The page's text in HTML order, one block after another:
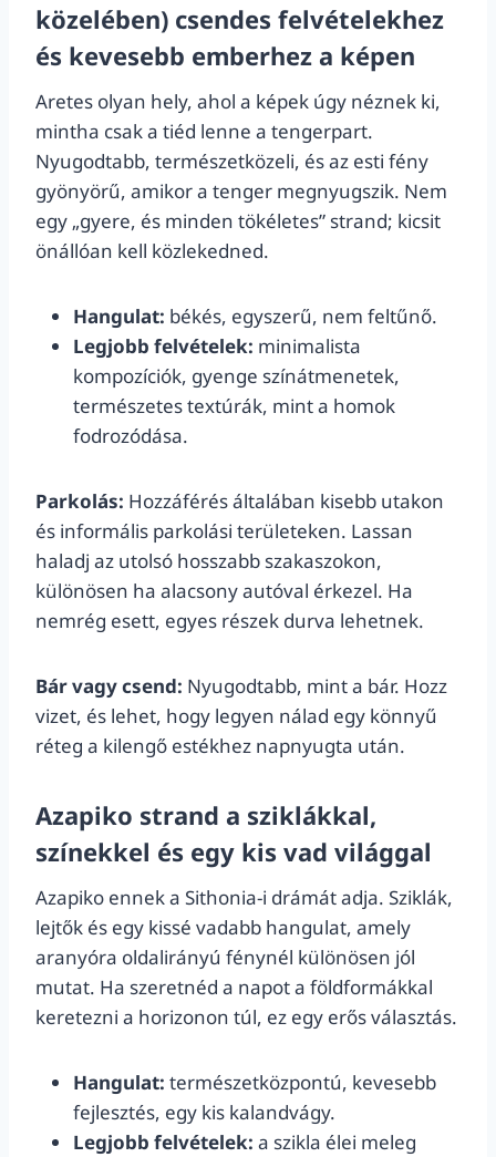
közelében) csendes felvételekhez
és kevesebb emberhez a képen
Aretes olyan hely, ahol a képek úgy néznek ki,
mintha csak a tiéd lenne a tengerpart.
Nyugodtabb, természetközeli, és az esti fény
gyönyörű, amikor a tenger megnyugszik. Nem
egy „gyere, és minden tökéletes” strand; kicsit
önállóan kell közlekedned.
Hangulat: békés, egyszerű, nem feltűnő.
Legjobb felvételek: minimalista
kompozíciók, gyenge színátmenetek,
természetes textúrák, mint a homok
fodrozódása.
Parkolás: Hozzáférés általában kisebb utakon
és informális parkolási területeken. Lassan
haladj az utolsó hosszabb szakaszokon,
különösen ha alacsony autóval érkezel. Ha
nemrég esett, egyes részek durva lehetnek.
Bár vagy csend: Nyugodtabb, mint a bár. Hozz
vizet, és lehet, hogy legyen nálad egy könnyű
réteg a kilengő estékhez napnyugta után.
Azapiko strand a sziklákkal,
színekkel és egy kis vad világgal
Azapiko ennek a Sithonia-i drámát adja. Sziklák,
lejtők és egy kissé vadabb hangulat, amely
aranyóra oldalirányú fénynél különösen jól
mutat. Ha szeretnéd a napot a földformákkal
keretezni a horizonon túl, ez egy erős választás.
Hangulat: természetközpontú, kevesebb
fejlesztés, egy kis kalandvágy.
Legjobb felvételek: a szikla élei meleg